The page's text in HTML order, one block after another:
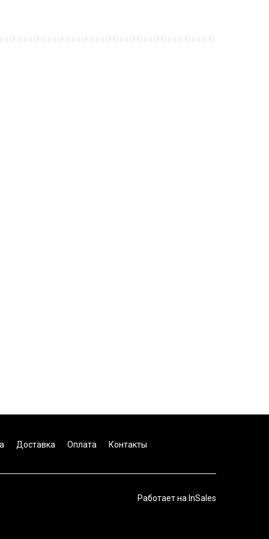
Доставка Оплата Контакты
Работает на InSales